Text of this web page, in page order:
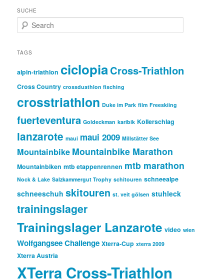
SUCHE
e
r
h
TAGS
alpin-triathlon ciclopiaCross-Triathlon
Cross Country crossduathlon fisching
crosstriathlon Duke im Park film Freeskiing
fuerteventura Goldeckman karibik Kollerschlag
lanzarote maui maui 2009 Millstätter See
Mountainbike Mountainbike Marathon
Mountainbiken mtb etappenrennen mtb marathon
Nock & Lake Salzkammergut Trophy schitouren schneealpe
schneeschuh skitouren st. veit gölsen stuhleck
trainingslager
Trainingslager Lanzarote video wien
Wolfgangsee Challenge Xterra-Cup xterra 2009
Xterra Austria
XTerra Cross-Triathlon